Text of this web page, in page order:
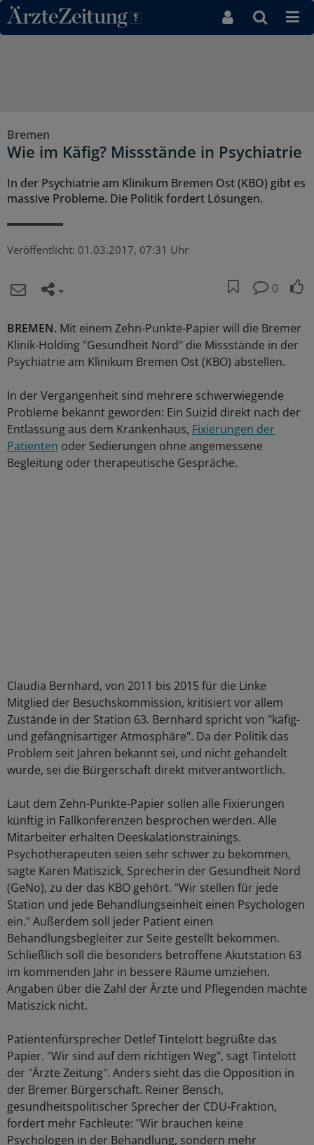
Direkt zum Inhaltsbereich
Bremen
Wie im Käfig? Missstände in Psychiatrie
In der Psychiatrie am Klinikum Bremen Ost (KBO) gibt es
massive Probleme. Die Politik fordert Lösungen.
Veröffentlicht: 01.03.2017, 07:31 Uhr
0
BREMEN. Mit einem Zehn-Punkte-Papier will die Bremer
Klinik-Holding "Gesundheit Nord" die Missstände in der
Psychiatrie am Klinikum Bremen Ost (KBO) abstellen.
In der Vergangenheit sind mehrere schwerwiegende
Probleme bekannt geworden: Ein Suizid direkt nach der
Entlassung aus dem Krankenhaus, Fixierungen der
Patienten oder Sedierungen ohne angemessene
Begleitung oder therapeutische Gespräche.
Claudia Bernhard, von 2011 bis 2015 für die Linke
Mitglied der Besuchskommission, kritisiert vor allem
Zustände in der Station 63. Bernhard spricht von "käfig-
und gefängnisartiger Atmosphäre". Da der Politik das
Problem seit Jahren bekannt sei, und nicht gehandelt
wurde, sei die Bürgerschaft direkt mitverantwortlich.
Laut dem Zehn-Punkte-Papier sollen alle Fixierungen
künftig in Fallkonferenzen besprochen werden. Alle
Mitarbeiter erhalten Deeskalationstrainings.
Psychotherapeuten seien sehr schwer zu bekommen,
sagte Karen Matiszick, Sprecherin der Gesundheit Nord
(GeNo), zu der das KBO gehört. "Wir stellen für jede
Station und jede Behandlungseinheit einen Psychologen
ein." Außerdem soll jeder Patient einen
Behandlungsbegleiter zur Seite gestellt bekommen.
Schließlich soll die besonders betroffene Akutstation 63
im kommenden Jahr in bessere Räume umziehen.
Angaben über die Zahl der Ärzte und Pflegenden machte
Matiszick nicht.
Patientenfürsprecher Detlef Tintelott begrüßte das
Papier. "Wir sind auf dem richtigen Weg", sagt Tintelott
der "Ärzte Zeitung". Anders sieht das die Opposition in
der Bremer Bürgerschaft. Reiner Bensch,
gesundheitspolitischer Sprecher der CDU-Fraktion,
fordert mehr Fachleute: "Wir brauchen keine
Psychologen in der Behandlung, sondern mehr